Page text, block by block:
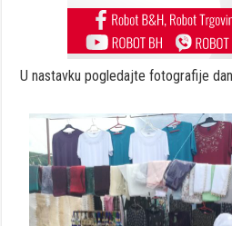
U nastavku pogledajte fotografije